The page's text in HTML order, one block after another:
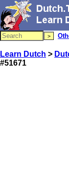
Learn Dutch >
#51671